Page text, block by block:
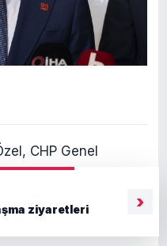
CHP Genel
olağanüstü
yanıt
ziyaretleri ›